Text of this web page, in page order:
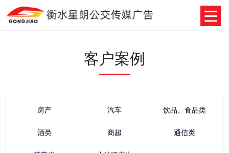
客户案例
房产 汽车 饮品、食品类
酒类 商超 通信类